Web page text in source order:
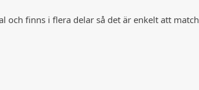
och finns i flera delar så det är enkelt att